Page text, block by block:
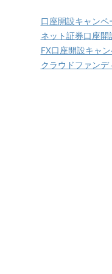
口座開設キャンペ
ネット証券口座開
FX口座開設キャ
クラウドファン